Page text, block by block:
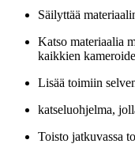
Säilyttää
Katso materiaalia
kaikkien
Lisää toimiin
katseluohjelma,
Toisto jatkuvassa